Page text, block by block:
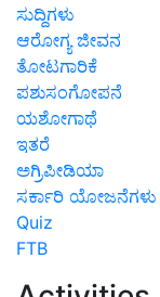
ಸುದ್ದಿಗಳು
ಆರೋಗ್ಯ ಜೀವನ
ತೋಟಗಾರಿಕೆ
ಪಶುಸಂಗೋಪನೆ
ಯಶೋಗಾಥೆ
ಇತರೆ
ಅಗ್ರಿಪೀಡಿಯಾ
ಸರ್ಕಾರಿ ಯೋಜನೆಗಳು
Quiz
FTB